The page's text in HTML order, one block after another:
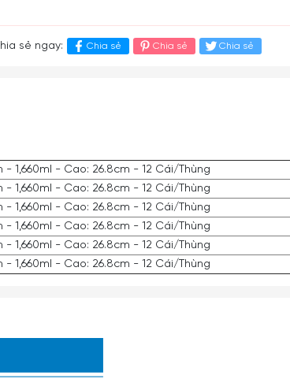
sẻ ngay: Chia sẻ Chia sẻ Chia sẻ
1,660ml - Cao: 26.8cm - 12 Cái/Thùng
1,660ml - Cao: 26.8cm - 12 Cái/Thùng
1,660ml - Cao: 26.8cm - 12 Cái/Thùng
1,660ml - Cao: 26.8cm - 12 Cái/Thùng
1,660ml - Cao: 26.8cm - 12 Cái/Thùng
1,660ml - Cao: 26.8cm - 12 Cái/Thùng